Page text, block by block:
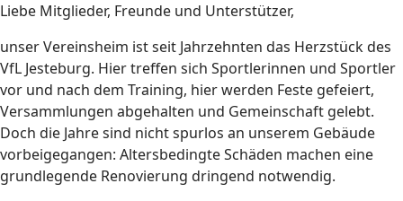
Liebe Mitglieder, Freunde und Unterstützer,
unser Vereinsheim ist seit Jahrzehnten das Herzstück des
VfL Jesteburg. Hier treffen sich Sportlerinnen und Sportler
vor und nach dem Training, hier werden Feste gefeiert,
Versammlungen abgehalten und Gemeinschaft gelebt.
Doch die Jahre sind nicht spurlos an unserem Gebäude
vorbeigegangen: Altersbedingte Schäden machen eine
grundlegende Renovierung dringend notwendig.